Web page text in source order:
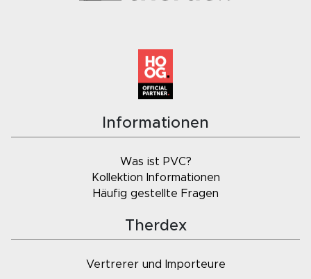
Informationen
Was ist PVC?
Kollektion Informationen
Häufig gestellte Fragen
Therdex
Vertrerer und Importeure